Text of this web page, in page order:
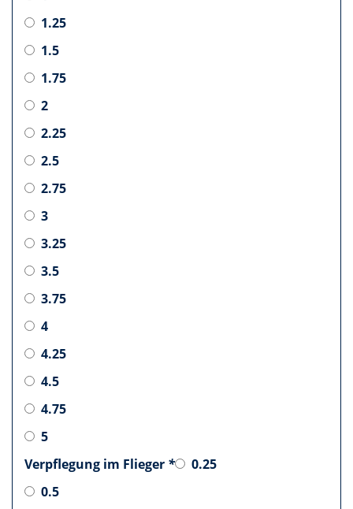
1.25
1.5
1.75
2
2.25
2.5
2.75
3
3.25
3.5
3.75
4
4.25
4.5
4.75
5
Verpflegung im Flieger *
0.25
0.5